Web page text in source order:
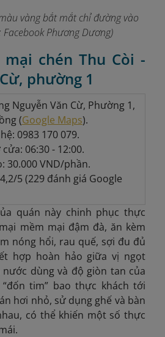
vàng bắt mắt chỉ đường vào
Facebook Phương Dương)
chén Thu Còi -
phường 1
Nguyễn Văn Cừ, Phường 1,
(Google Maps).
0983 170 079.
06:30 - 12:00.
30.000 VND/phần.
5 (229 đánh giá Google
quán này chinh phục thực
mềm mại đậm đà, ăn kèm
nóng hổi, rau quế, sợi đu đủ
hợp hoàn hảo giữa vị ngọt
dùng và độ giòn tan của
tim” bao thực khách tới
hơi nhỏ, sử dụng ghế và bàn
có thể khiến một số thực